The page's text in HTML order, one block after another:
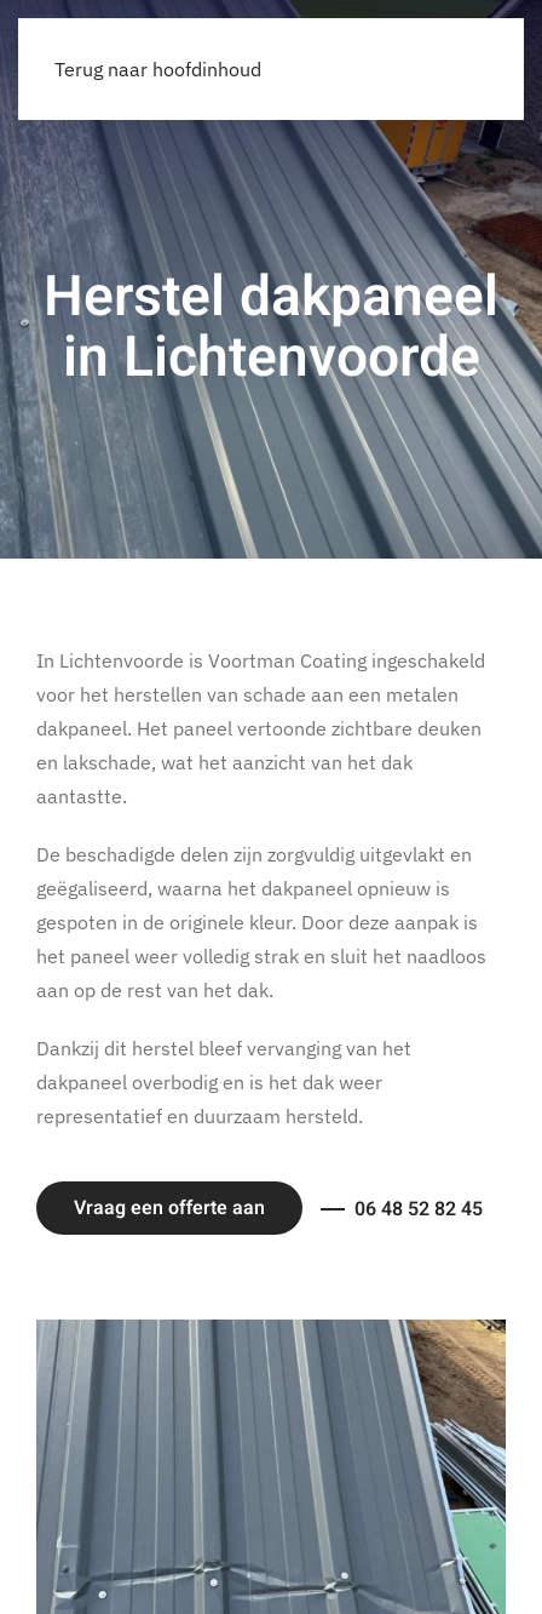
Terug naar hoofdinhoud
Herstel dakpaneel
in Lichtenvoorde
In Lichtenvoorde is Voortman Coating ingeschakeld
voor het herstellen van schade aan een metalen
dakpaneel. Het paneel vertoonde zichtbare deuken
en lakschade, wat het aanzicht van het dak
aantastte.
De beschadigde delen zijn zorgvuldig uitgevlakt en
geëgaliseerd, waarna het dakpaneel opnieuw is
gespoten in de originele kleur. Door deze aanpak is
het paneel weer volledig strak en sluit het naadloos
aan op de rest van het dak.
Dankzij dit herstel bleef vervanging van het
dakpaneel overbodig en is het dak weer
representatief en duurzaam hersteld.
Vraag een offerte aan 06 48 52 82 45